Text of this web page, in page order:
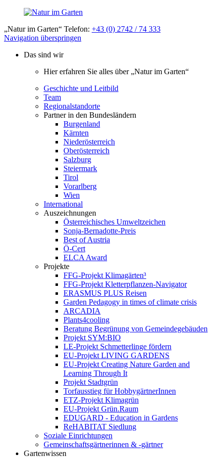
„Natur im Garten“ Telefon: +43 (0) 2742 / 74 333
Navigation überspringen
Das sind wir
Hier erfahren Sie alles über „Natur im Garten“
Geschichte und Leitbild
Team
Regionalstandorte
Partner in den Bundesländern
Burgenland
Kärnten
Niederösterreich
Oberösterreich
Salzburg
Steiermark
Tirol
Vorarlberg
Wien
International
Auszeichnungen
Österreichisches Umweltzeichen
Sonja-Bernadotte-Preis
Best of Austria
Ö-Cert
ELCA Award
Projekte
FFG-Projekt Klimagärten³
FFG-Projekt Kletterpflanzen-Navigator
ERASMUS PLUS Reisen
Garden Pedagogy in times of climate crisis
ARCADIA
Plants4cooling
Beratung Begrünung von Gemeindegebäuden
Projekt SYM:BIO
LE-Projekt Schmetterlinge fördern
EU-Projekt LIVING GARDENS
EU-Projekt Creating Nature Garden and
Learning Through It
Projekt Stadtgrün
Torfausstieg für HobbygärtnerInnen
ETZ-Projekt Klimagrün
EU-Projekt Grün.Raum
EDUGARD - Education in Gardens
ReHABITAT Siedlung
Soziale Einrichtungen
Gemeinschaftsgärtnerinnen & -gärtner
Gartenwissen